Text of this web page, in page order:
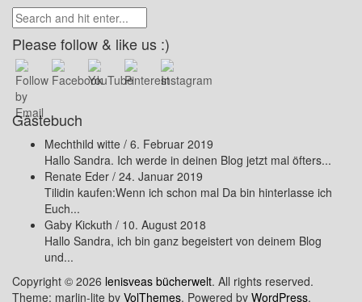
Please follow & like us :)
Gästebuch
Mechthild witte / 6. Februar 2019
Hallo Sandra. Ich werde in deinen Blog jetzt mal öfters...
Renate Eder / 24. Januar 2019
Tilidin kaufen:Wenn ich schon mal Da bin hinterlasse ich
Euch...
Gaby Kickuth / 10. August 2018
Hallo Sandra, ich bin ganz begeistert von deinem Blog
und...
Copyright © 2026 lenisveas bücherwelt. All rights reserved.
Theme: marlin-lite by VolThemes. Powered by WordPress.